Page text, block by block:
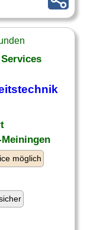
möglich